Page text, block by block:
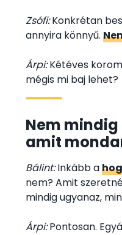
Zsófi:Konkrétan
annyira könnyű.
Árpi:Kétéves
mégis mi baj lehet?
Nem
amit
Bálint:Inkább a
nem? Amit
mindig ugyanaz,
Árpi:Pontosan.